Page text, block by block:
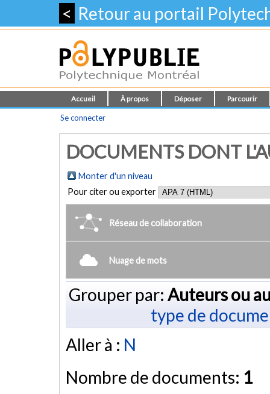
< Retour au portail
Accueil À propos Déposer Parcourir
Se connecter
DOCUMENTS DONT
Monter d'un niveau
Pour citer ou exporter
Réseau de collaboration
Nuage de mots
Grouper par: Auteurs ou
type de
Aller à : N
Nombre de documents: 1